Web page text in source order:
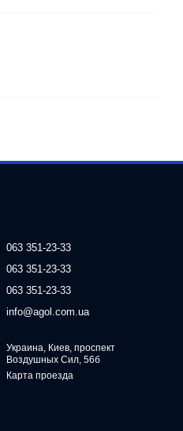
063 351-23-33
063 351-23-33
063 351-23-33
info@agol.com.ua
Украина, Киев, проспект
Воздушных Сил, 56б
Карта проезда